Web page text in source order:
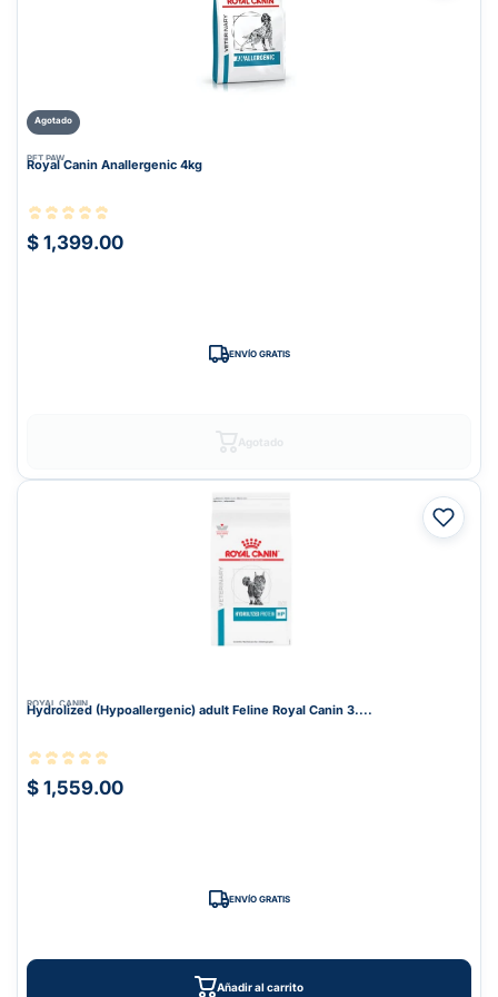
Agotado
PET PAW
Royal Canin Anallergenic 4kg
$ 1,399.00
ENVÍO GRATIS
ROYAL CANIN
Hydrolized (Hypoallergenic) adult Feline Royal Canin 3....
$ 1,559.00
ENVÍO GRATIS
Añadir al carrito